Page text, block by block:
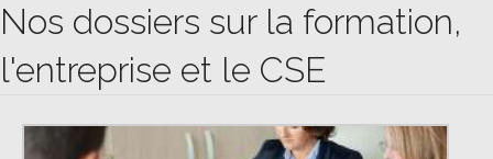
Nos dossiers sur la formation,
l'entreprise et le CSE